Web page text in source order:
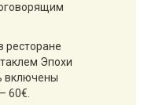
ресторане
Эпохи
включены
60€.